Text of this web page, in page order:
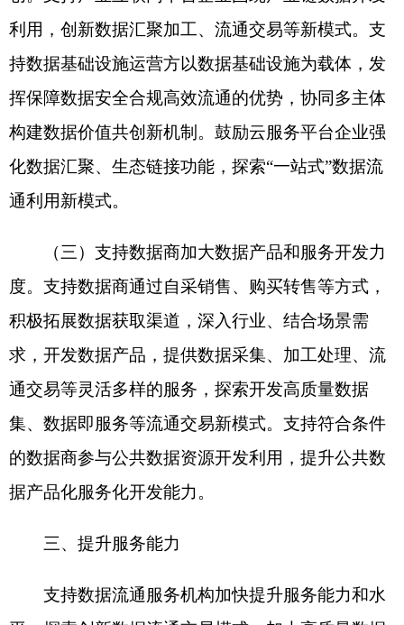
据产品化服务化开发能力。
支持数据流通服务机构加快提升服务能力和水
平，探索创新数据流通交易模式，加大高质量数据
易。
数据 交换交易模式合规健康发展，鼓励各类
主体拓展数据 换数据、换订单、换服务、换模型、
实现新路径。支持经营主体依托数据交易所（中
心）、 数据流通服务平台企业等第三方开展 数据供
需对接和交付结算，降低数据流通交易成本，促进
更大范围数据 流通交易。
（五）创新数据产品和服务形态。聚焦数据赋
能科技创新、产业发展、社会治理、民生改善等，
据产品和服务供给，创新开发核验查询、数据分析
品和服务，面向行业应用场景探索发展智能体服务